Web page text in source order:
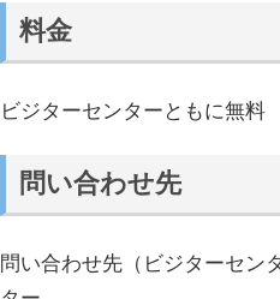
料金
ビジターセンターともに無料
問い合わせ先
問い合わせ先（ビジターセン